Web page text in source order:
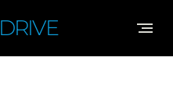
בְּאֲתָר
DRIVE